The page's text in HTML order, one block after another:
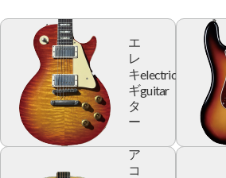
エ
レ
キ
ギ
タ
ー
electric
guitar
ア
コ